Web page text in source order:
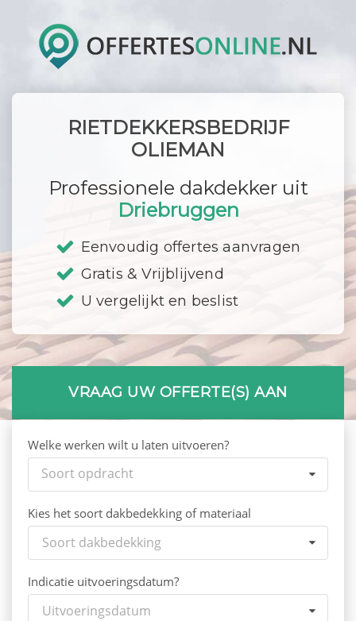
RIETDEKKERSBEDRIJF
OLIEMAN
Professionele dakdekker uit
Driebruggen
Eenvoudig offertes aanvragen
Gratis & Vrijblijvend
U vergelijkt en beslist
VRAAG UW OFFERTE(S) AAN
Welke werken wilt u laten uitvoeren?
Soort opdracht
Kies het soort dakbedekking of materiaal
Soort dakbedekking
Indicatie uitvoeringsdatum?
Uitvoeringsdatum